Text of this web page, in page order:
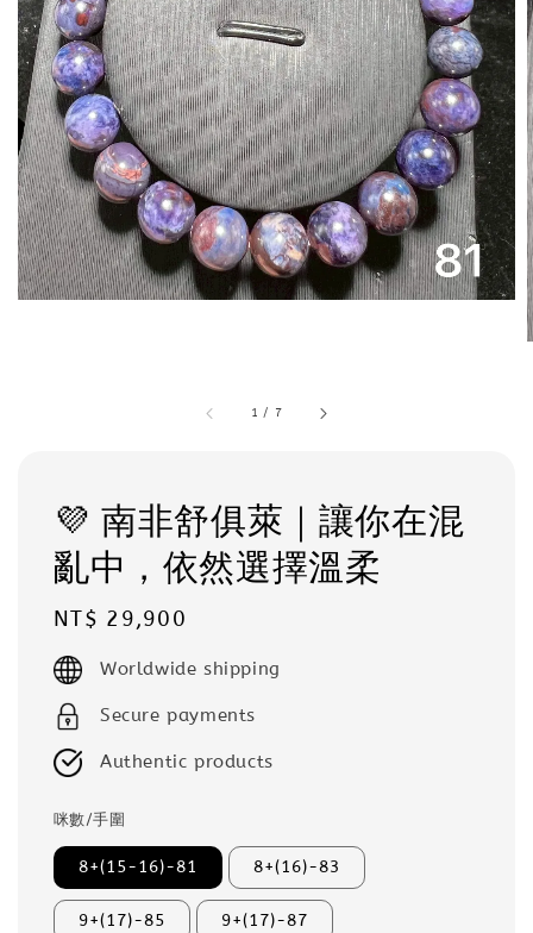
1 / 7
💜 南非舒俱萊｜讓你在混
亂中，依然選擇溫柔
Regular
price
NT$ 29,900
Worldwide shipping
Secure payments
Authentic products
咪數/手圍
8+(15-16)-81 8+(16)-83
9+(17)-85 9+(17)-87